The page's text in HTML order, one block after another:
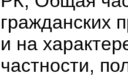
гражданских
и на
частности,